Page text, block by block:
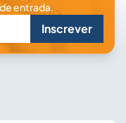
entrada.
Inscrever